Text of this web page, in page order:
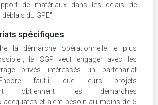
de matériaux dans les délais de
du GPE".
spécifiques
la démarche opérationnelle le plus
la SGP veut engager avec les
privés intéressés un partenariat
faut-il que leurs projets
obtiennent les démarches
adéquates et aient besoin au moins de 5